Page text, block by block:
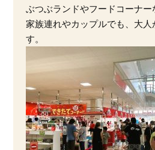
ぶつぶランドやフードコーナー
家族連れやカップルでも、大人
す。